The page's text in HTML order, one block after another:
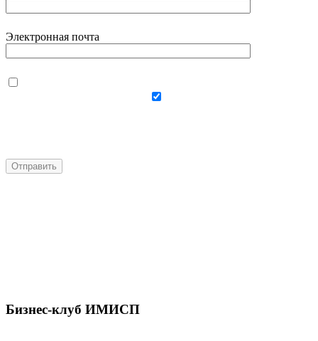
Электронная почта
Бизнес-клуб ИМИСП